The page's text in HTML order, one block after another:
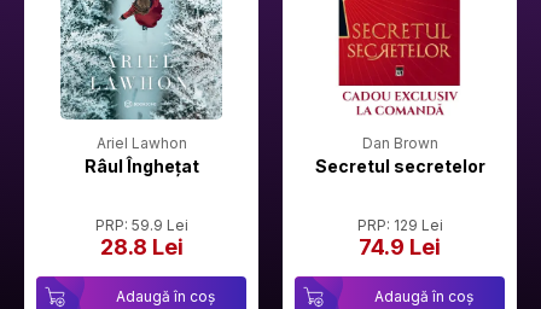
Ariel Lawhon
Râul Înghețat
PRP: 59.9 Lei
28.8 Lei
Adaugă în coș
Dan Brown
Secretul secretelor
PRP: 129 Lei
74.9 Lei
Adaugă în coș